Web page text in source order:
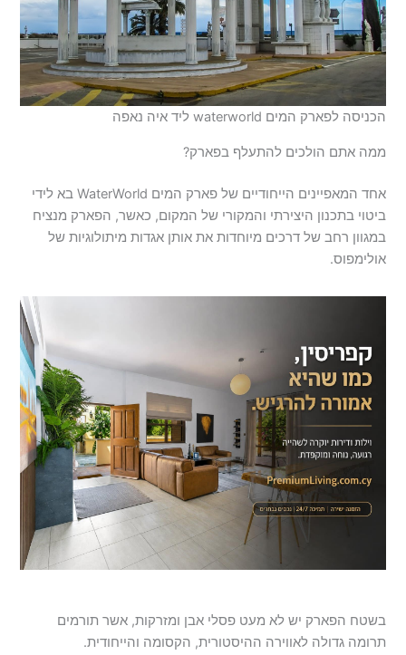
הכניסה לפארק המים waterworld ליד איה נאפה
ממה אתם הולכים להתעלף בפארק?
אחד המאפיינים הייחודיים של פארק המים WaterWorld בא לידי
ביטוי בתכנון היצירתי והמקורי של המקום, כאשר, הפארק מנציח
במגוון רחב של דרכים מיוחדות את אותן אגדות מיתולוגיות של
אולימפוס.
בשטח הפארק יש לא מעט פסלי אבן ומזרקות, אשר תורמים
תרומה גדולה לאווירה ההיסטורית, הקסומה והייחודית.